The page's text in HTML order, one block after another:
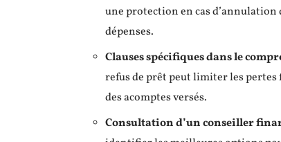
une protection en cas
dépenses.
Clauses spécifiques dans le
refus de prêt peut limiter les
des acomptes versés.
Consultation d’un conseiller